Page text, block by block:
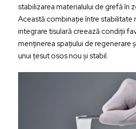
stabilizarea materialului de grefă în
Această combinație între stabilitate
integrare tisulară creează condiții
menținerea spațiului de regenerare
unui țesut osos nou și stabil.